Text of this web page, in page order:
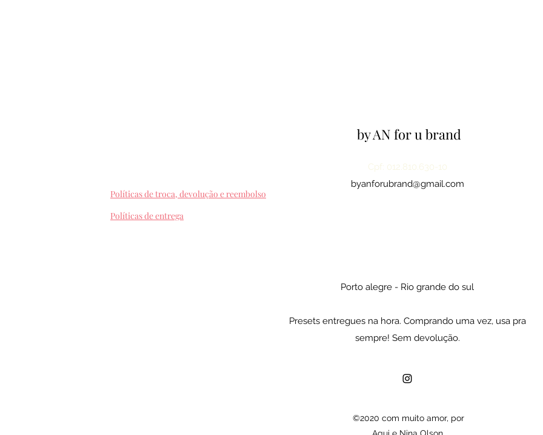
by AN for u brand
Políticas de troca, devolução e reembolso
Cpf: 012.810.630-10
byanforubrand@gmail.com
Políticas de entrega
Porto alegre - Rio grande do sul
Presets entregues na hora. Comprando uma vez, usa pra
sempre! Sem devolução.
©2020 com muito amor, por